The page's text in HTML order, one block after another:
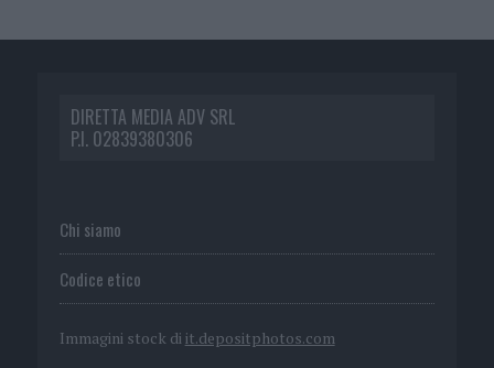
DIRETTA MEDIA ADV SRL
P.I. 02839380306
Chi siamo
Codice etico
Immagini stock di it.depositphotos.com